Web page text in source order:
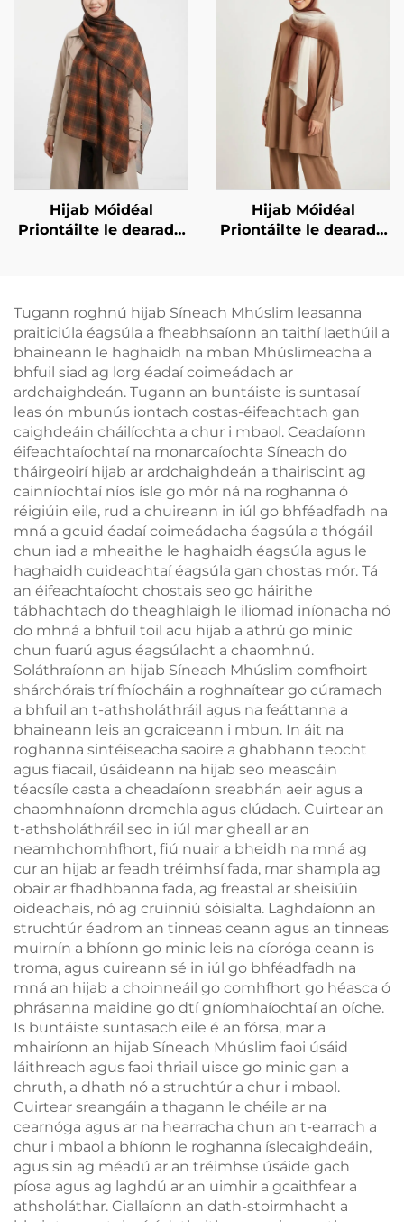
Hijab Móidéal
Priontáilte le dearadh
Hijab Móidéal
Priontáilte le dearadh
Tugann roghnú hijab Síneach Mhúslim leasanna
praiticiúla éagsúla a fheabhsaíonn an taithí laethúil a
bhaineann le haghaidh na mban Mhúslimeacha a
bhfuil siad ag lorg éadaí coimeádach ar
ardchaighdeán. Tugann an buntáiste is suntasaí
leas ón mbunús iontach costas-éifeachtach gan
caighdeáin cháilíochta a chur i mbaol. Ceadaíonn
éifeachtaíochtaí na monarcaíochta Síneach do
tháirgeoirí hijab ar ardchaighdeán a thairiscint ag
cainníochtaí níos ísle go mór ná na roghanna ó
réigiúin eile, rud a chuireann in iúl go bhféadfadh na
mná a gcuid éadaí coimeádacha éagsúla a thógáil
chun iad a mheaithe le haghaidh éagsúla agus le
haghaidh cuideachtaí éagsúla gan chostas mór. Tá
an éifeachtaíocht chostais seo go háirithe
tábhachtach do theaghlaigh le iliomad iníonacha nó
do mhná a bhfuil toil acu hijab a athrú go minic
chun fuarú agus éagsúlacht a chaomhnú.
Soláthraíonn an hijab Síneach Mhúslim comfhoirt
shárchórais trí fhíocháin a roghnaítear go cúramach
a bhfuil an t-athsholáthráil agus na feáttanna a
bhaineann leis an gcraiceann i mbun. In áit na
roghanna sintéiseacha saoire a ghabhann teocht
agus fiacail, úsáideann na hijab seo meascáin
téacsíle casta a cheadaíonn sreabhán aeir agus a
chaomhnaíonn dromchla agus clúdach. Cuirtear an
t-athsholáthráil seo in iúl mar gheall ar an
neamhchomhfhort, fiú nuair a bheidh na mná ag
cur an hijab ar feadh tréimhsí fada, mar shampla ag
obair ar fhadhbanna fada, ag freastal ar sheisiúin
oideachais, nó ag cruinniú sóisialta. Laghdaíonn an
struchtúr éadrom an tinneas ceann agus an tinneas
muirnín a bhíonn go minic leis na cíoróga ceann is
troma, agus cuireann sé in iúl go bhféadfadh na
mná an hijab a choinneáil go comhfhort go héasca ó
phrásanna maidine go dtí gníomhaíochtaí an oíche.
Is buntáiste suntasach eile é an fórsa, mar a
mhairíonn an hijab Síneach Mhúslim faoi úsáid
láithreach agus faoi thriail uisce go minic gan a
chruth, a dhath nó a struchtúr a chur i mbaol.
Cuirtear sreangáin a thagann le chéile ar na
cearnóga agus ar na hearracha chun an t-earrach a
chur i mbaol a bhíonn le roghanna íslecaighdeáin,
agus sin ag méadú ar an tréimhse úsáide gach
píosa agus ag laghdú ar an uimhir a gcaithfear a
athsholáthar. Ciallaíonn an dath-stoirmhacht a